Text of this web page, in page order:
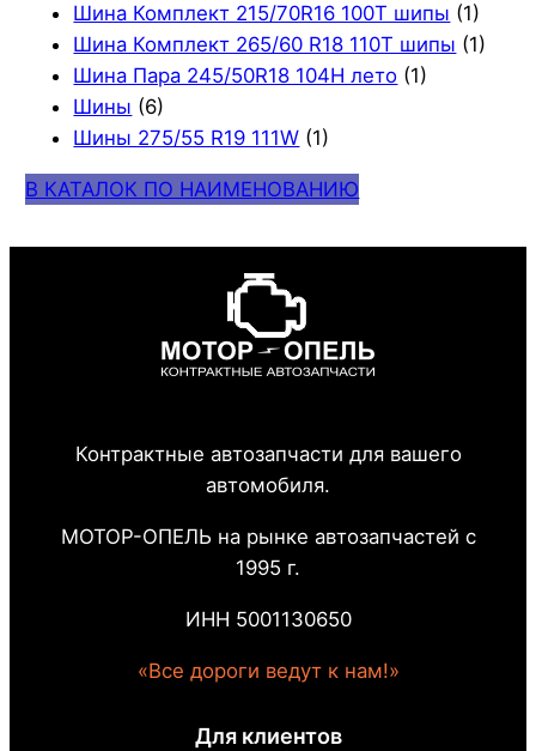
Шина Комплект 215/70R16 100T шипы (1)
Шина Комплект 265/60 R18 110T шипы (1)
Шина Пара 245/50R18 104H лето (1)
Шины (6)
Шины 275/55 R19 111W (1)
В КАТАЛОК ПО НАИМЕНОВАНИЮ
Контрактные автозапчасти для вашего
автомобиля.
МОТОР-ОПЕЛЬ на рынке автозапчастей с
1995 г.
ИНН 5001130650
«Все дороги ведут к нам!»
Для клиентов